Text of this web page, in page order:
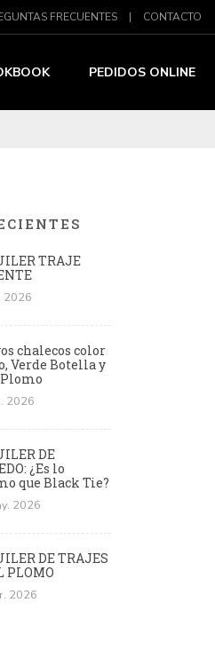
FRECUENTES | CONTACTO
PEDIDOS ONLINE
TRAJE
2026
chalecos color
Verde Botella y
2026
DE
¿Es lo
que Black Tie?
2026
DE TRAJES
PLOMO
2026